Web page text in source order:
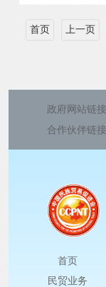
首页 上一页
政府网站链接
合作伙伴链接
首页
民贸业务